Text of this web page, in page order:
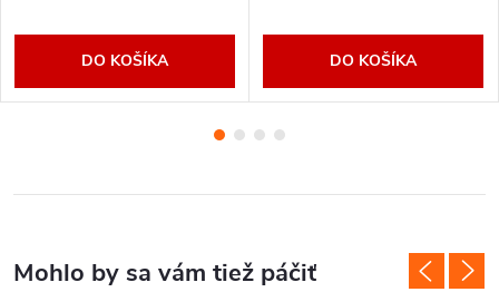
DO KOŠÍKA DO KOŠÍKA